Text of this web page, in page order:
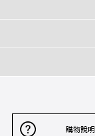
購物說明